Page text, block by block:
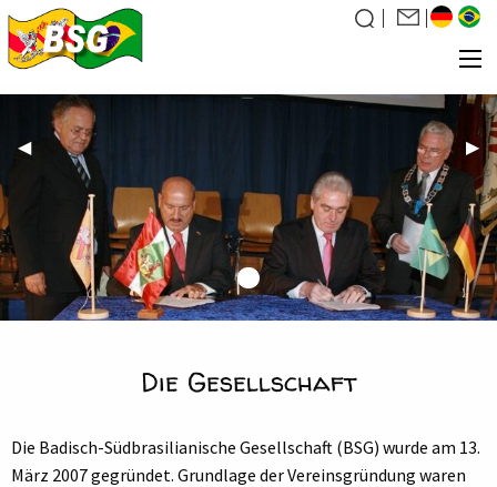
Über uns
Was wir tun
Veranstaltungen
Galerie
Previous
◀︎ ▶︎
First
slide
details.
Current
Slide
Die Gesellschaft
Die Badisch-Südbrasilianische Gesellschaft (BSG) wurde am 13.
März 2007 gegründet. Grundlage der Vereinsgründung waren